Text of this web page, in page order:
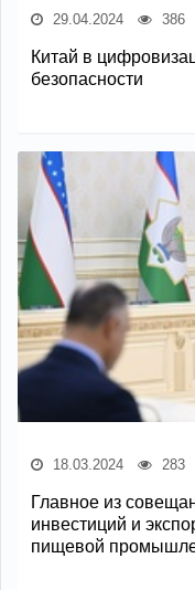
29.04.2024 386
Китай в
безопасности
18.03.2024 283
Главное из
инвестиций и
пищевой